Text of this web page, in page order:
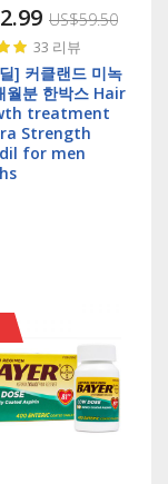
US$59.50
33 리뷰
] 커클랜드 미녹
월분 한박스 Hair
treatment
Strength
for men